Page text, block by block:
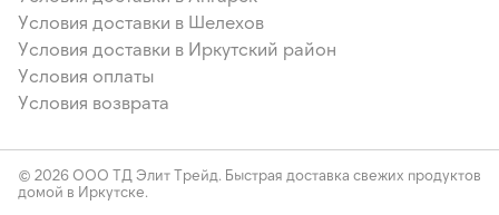
Условия доставки в Шелехов
Условия доставки в Иркутский район
Условия оплаты
Условия возврата
© 2026 ООО ТД Элит Трейд. Быстрая доставка свежих продуктов
домой в Иркутске.